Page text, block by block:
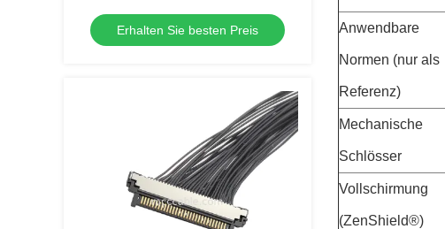
schnelle Lieferung für Kamera-OEM-
Großbestellungen
Erhalten Sie besten Preis Anwendbare
Normen (nur als
Referenz)
Mechanische
Schlösser
Vollschirmung
(ZenShield®)